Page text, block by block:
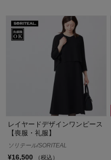
レイヤードデザインワンピース
【喪服・礼服】
ソリテール/SORITEAL
¥16,500
（税込）